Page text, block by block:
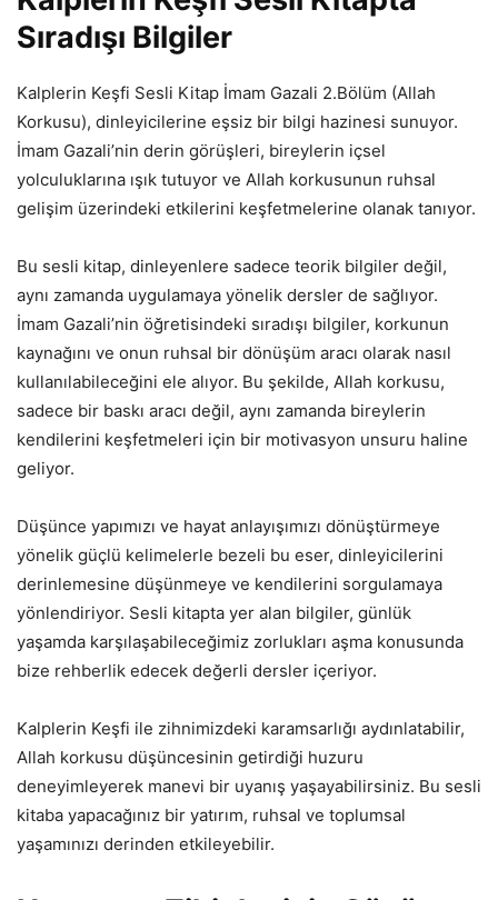
Sıradışı Bilgiler
Kalplerin Keşfi Sesli Kitap İmam Gazali 2.Bölüm (Allah
Korkusu), dinleyicilerine eşsiz bir bilgi hazinesi sunuyor.
İmam Gazali’nin derin görüşleri, bireylerin içsel
yolculuklarına ışık tutuyor ve Allah korkusunun ruhsal
gelişim üzerindeki etkilerini keşfetmelerine olanak tanıyor.
Bu sesli kitap, dinleyenlere sadece teorik bilgiler değil,
aynı zamanda uygulamaya yönelik dersler de sağlıyor.
İmam Gazali’nin öğretisindeki sıradışı bilgiler, korkunun
kaynağını ve onun ruhsal bir dönüşüm aracı olarak nasıl
kullanılabileceğini ele alıyor. Bu şekilde, Allah korkusu,
sadece bir baskı aracı değil, aynı zamanda bireylerin
kendilerini keşfetmeleri için bir motivasyon unsuru haline
geliyor.
Düşünce yapımızı ve hayat anlayışımızı dönüştürmeye
yönelik güçlü kelimelerle bezeli bu eser, dinleyicilerini
derinlemesine düşünmeye ve kendilerini sorgulamaya
yönlendiriyor. Sesli kitapta yer alan bilgiler, günlük
yaşamda karşılaşabileceğimiz zorlukları aşma konusunda
bize rehberlik edecek değerli dersler içeriyor.
Kalplerin Keşfi ile zihnimizdeki karamsarlığı aydınlatabilir,
Allah korkusu düşüncesinin getirdiği huzuru
deneyimleyerek manevi bir uyanış yaşayabilirsiniz. Bu sesli
kitaba yapacağınız bir yatırım, ruhsal ve toplumsal
yaşamınızı derinden etkileyebilir.